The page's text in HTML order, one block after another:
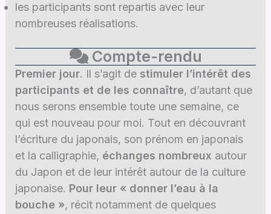
les participants sont repartis avec leur
nombreuses réalisations.
Compte-rendu
Premier jour. Il s’agit de stimuler l’intérêt des
participants et de les connaître, d’autant que
nous serons ensemble toute une semaine, ce
qui est nouveau pour moi. Tout en découvrant
l’écriture du japonais, son prénom en japonais
et la calligraphie, échanges nombreux autour
du Japon et de leur intérêt autour de la culture
japonaise. Pour leur « donner l’eau à la
bouche », récit notamment de quelques